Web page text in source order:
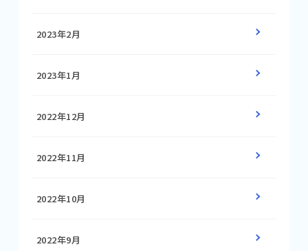
2023年2月
2023年1月
2022年12月
2022年11月
2022年10月
2022年9月